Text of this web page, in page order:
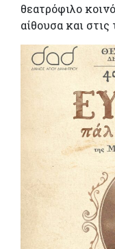
θεατρόφιλο
αίθουσα και